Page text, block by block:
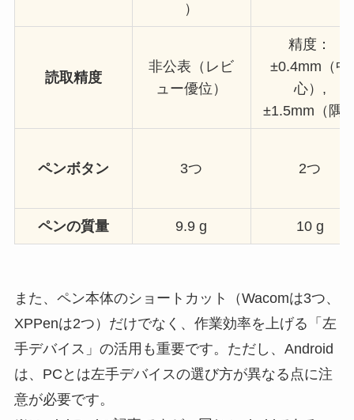
）
読取精度
非公表（レビ
ュー優位）
精度：
±0.4mm（中
心）,
±1.5mm（隅
ペンボタン 3つ 2つ
ペンの質量 9.9 g 10 g
また、ペン本体のショートカット（Wacomは3つ、
XPPenは2つ）だけでなく、作業効率を上げる「左
手デバイス」の活用も重要です。ただし、Android
は、PCとは左手デバイスの選び方が異なる点に注
意が必要です。